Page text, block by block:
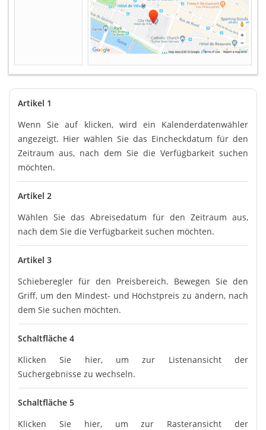
Artikel 1
Wenn Sie auf klicken, wird ein Kalenderdatenwähler
angezeigt. Hier wählen Sie das Eincheckdatum für den
Zeitraum aus, nach dem Sie die Verfügbarkeit suchen
möchten.
Artikel 2
Wählen Sie das Abreisedatum für den Zeitraum aus,
nach dem Sie die Verfügbarkeit suchen möchten.
Artikel 3
Schieberegler für den Preisbereich. Bewegen Sie den
Griff, um den Mindest- und Höchstpreis zu ändern, nach
dem Sie suchen möchten.
Schaltfläche 4
Klicken Sie hier, um zur Listenansicht der
Suchergebnisse zu wechseln.
Schaltfläche 5
Klicken Sie hier, um zur Rasteransicht der